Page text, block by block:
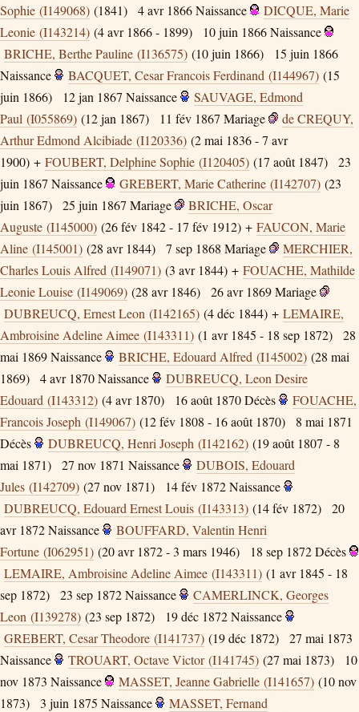
Sophie (I149068) (1841) 4 avr 1866Naissance
DICQUE, Marie
Leonie (I143214) (4 avr 1866 - 1899) 10 juin 1866Naissance
BRICHE, Berthe Pauline (I136575) (10 juin 1866)
15 juin 1866
Naissance
BACQUET, Cesar Francois Ferdinand (I144967) (15
juin 1866)
12 jan 1867 Naissance
SAUVAGE, Edmond
Paul (I055869) (12 jan 1867) 11 fév 1867 Mariage
de CREQUY,
Arthur Edmond Alcibiade (I120336) (2 mai 1836 - 7 avr
1900) + FOUBERT, Delphine Sophie (I120405) (17 août 1847)
23
juin 1867 Naissance GREBERT, Marie Catherine (I142707) (23
juin 1867)
25 juin 1867 Mariage
BRICHE, Oscar
Auguste (I145000) (26 fév 1842 - 17 fév 1912) + FAUCON, Marie
Aline (I145001) (28 avr 1844) 7 sep 1868 Mariage
MERCHIER,
Charles Louis Alfred (I149071) (3 avr 1844) + FOUACHE, Mathilde
Leonie Louise (I149069) (28 avr 1846) 26 avr 1869Mariage
DUBREUCQ, Ernest Leon (I142165) (4 déc 1844) + LEMAIRE,
Ambroisine Adeline Aimee (I143311) (1 avr 1845 - 18 sep 1872)
28
mai 1869Naissance BRICHE, Edouard Alfred (I145002) (28 mai
1869)
4 avr 1870Naissance
DUBREUCQ, Leon Desire
Edouard (I143312) (4 avr 1870) 16 août 1870Décès
FOUACHE,
Francois Joseph (I149067) (12 fév 1808 - 16 août 1870)
8 mai 1871
Décès
DUBREUCQ, Henri Joseph (I142162) (19 août 1807 - 8
mai 1871)
27 nov 1871 Naissance
DUBOIS, Edouard
Jules (I142709) (27 nov 1871) 14 fév 1872Naissance
DUBREUCQ, Edouard Ernest Louis (I143313) (14 fév 1872)
20
avr 1872Naissance
BOUFFARD, Valentin Henri
Fortune (I062951) (20 avr 1872 - 3 mars 1946) 18 sep 1872Décès
LEMAIRE, Ambroisine Adeline Aimee (I143311) (1 avr 1845 - 18
sep 1872)
23 sep 1872Naissance
CAMERLINCK, Georges
Leon (I139278) (23 sep 1872) 19 déc 1872Naissance
GREBERT, Cesar Theodore (I141737) (19 déc 1872)
27 mai 1873
Naissance
TROUART, Octave Victor (I141745) (27 mai 1873)
10
nov 1873 Naissance MASSET, Jeanne Gabrielle (I141657) (10 nov
1873)
3 juin 1875 Naissance
MASSET, Fernand